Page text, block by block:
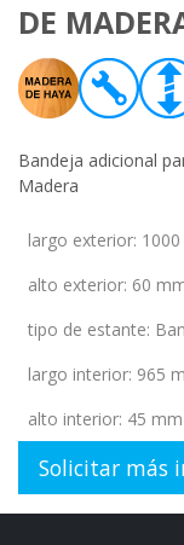
DE
Bandeja adicional
Madera
largo exterior:
alto exterior: 60
tipo de estante:
largo interior: 965
alto interior: 45 mm
Solicitar más